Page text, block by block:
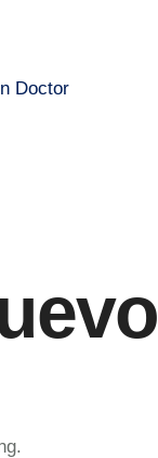
Doctor